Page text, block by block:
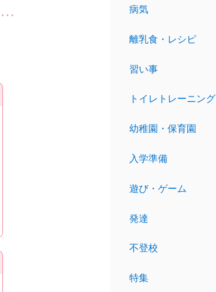
病気
離乳食・レシピ
習い事
トイレトレーニング
幼稚園・保育園
入学準備
遊び・ゲーム
発達
不登校
特集